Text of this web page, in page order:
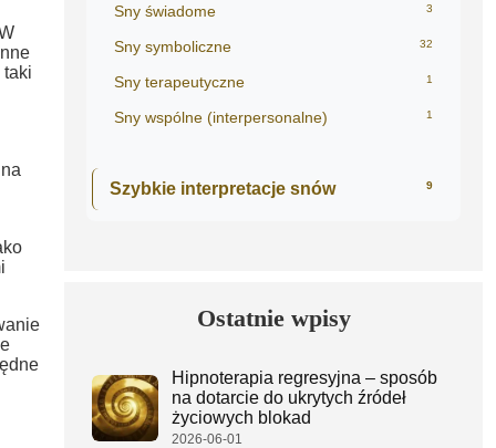
taki
Sny świadome 3
Sny symboliczne 32
Sny terapeutyczne 1
Sny wspólne (interpersonalne) 1
Szybkie interpretacje snów 9
Ostatnie wpisy
Hipnoterapia regresyjna – sposób
na dotarcie do ukrytych źródeł
życiowych blokad
2026-06-01